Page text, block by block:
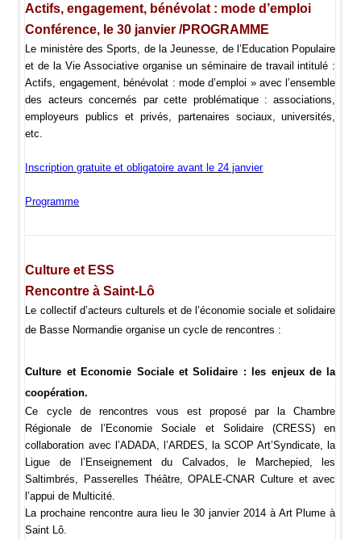
Actifs, engagement, bénévolat : mode d’emploi
Conférence, le 30 janvier /PROGRAMME
Le ministère des Sports, de la Jeunesse, de l’Education Populaire
et de la Vie Associative organise un séminaire de travail intitulé :
Actifs, engagement, bénévolat : mode d’emploi »avec l’ensemble
des acteurs concernés par cette problématique : associations,
employeurs publics et privés, partenaires sociaux, universités,
etc.
Inscription gratuite et obligatoire avant le 24 janvier
Programme
Culture et ESS
Rencontre à Saint-Lô
Le collectif d’acteurs culturels et de l’économie sociale et solidaire
de Basse Normandie organiseun cycle de rencontres :
Culture et Economie Sociale et Solidaire : les enjeux de la
coopération.
Ce cycle de rencontres vous est proposé par la Chambre
Régionale de l’Economie Sociale et Solidaire (CRESS) en
collaboration avec l’ADADA, l’ARDES, la SCOP Art’Syndicate, la
Ligue de l’Enseignement du Calvados, le Marchepied, les
Saltimbrés, Passerelles Théâtre, OPALE-CNAR Culture et avec
l’appui de Multicité.
La prochaine rencontre aura lieu le 30 janvier 2014 à Art Plume à
Saint Lô.